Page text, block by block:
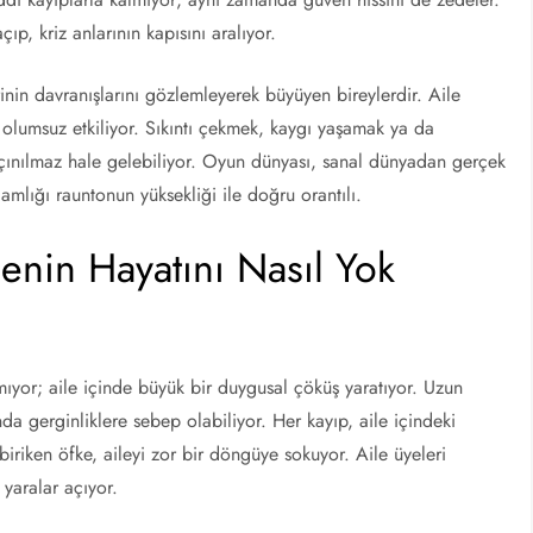
kriz anlarının kapısını aralıyor.
davranışlarını gözlemleyerek büyüyen bireylerdir. Aile
etkiliyor. Sıkıntı çekmek, kaygı yaşamak ya da
hale gelebiliyor. Oyun dünyası, sanal dünyadan gerçek
rauntonun yüksekliği ile doğru orantılı.
Hayatını Nasıl Yok
aile içinde büyük bir duygusal çöküş yaratıyor. Uzun
gerginliklere sebep olabiliyor. Her kayıp, aile içindeki
biriken öfke, aileyi zor bir döngüye sokuyor. Aile üyeleri
açıyor.